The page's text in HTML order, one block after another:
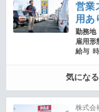
営業
用あ
勤務地
雇用形
給与
気になる
株式会